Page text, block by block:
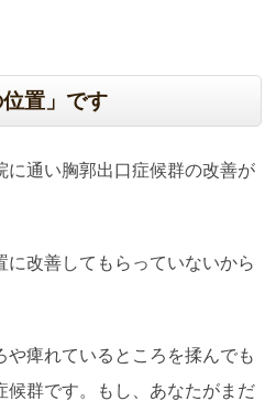
置」です
に通い胸郭出口症候群の改善が
に改善してもらっていないから
や痺れているところを揉んでも
候群です。もし、あなたがまだ